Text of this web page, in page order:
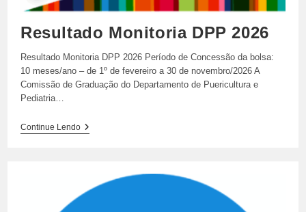
Resultado Monitoria DPP 2026
Resultado Monitoria DPP 2026 Período de Concessão da bolsa:
10 meses/ano – de 1º de fevereiro a 30 de novembro/2026 A
Comissão de Graduação do Departamento de Puericultura e
Pediatria…
Continue LendoResultado